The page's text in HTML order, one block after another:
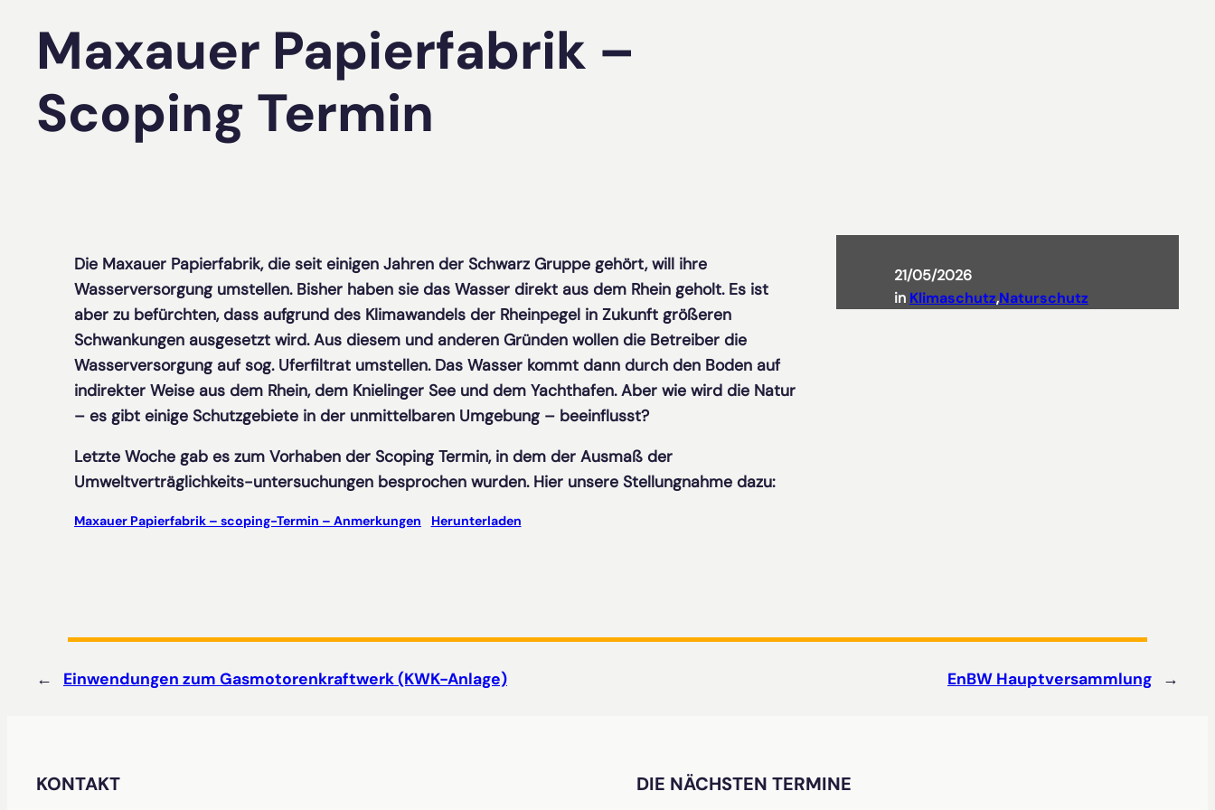
Maxauer Papierfabrik –
Scoping Termin
Die Maxauer Papierfabrik, die seit einigen Jahren der Schwarz Gruppe gehört, will ihre
Wasserversorgung umstellen. Bisher haben sie das Wasser direkt aus dem Rhein geholt. Es ist
aber zu befürchten, dass aufgrund des Klimawandels der Rheinpegel in Zukunft größeren
Schwankungen ausgesetzt wird. Aus diesem und anderen Gründen wollen die Betreiber die
Wasserversorgung auf sog. Uferfiltrat umstellen. Das Wasser kommt dann durch den Boden auf
indirekter Weise aus dem Rhein, dem Knielinger See und dem Yachthafen. Aber wie wird die Natur
– es gibt einige Schutzgebiete in der unmittelbaren Umgebung – beeinflusst?
Letzte Woche gab es zum Vorhaben der Scoping Termin, in dem der Ausmaß der
Umweltverträglichkeits-untersuchungen besprochen wurden. Hier unsere Stellungnahme dazu:
Maxauer Papierfabrik – scoping-Termin – Anmerkungen Herunterladen
21/05/2026
in Klimaschutz,Naturschutz
← Einwendungen zum Gasmotorenkraftwerk (KWK-Anlage) EnBW Hauptversammlung →
KONTAKT DIE NÄCHSTEN TERMINE